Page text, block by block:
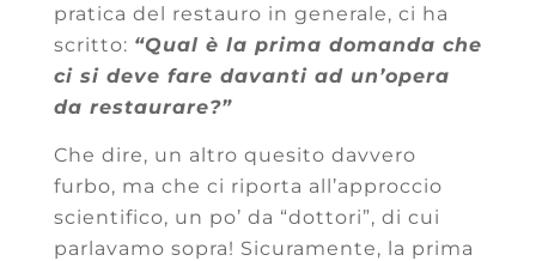
pratica del restauro in generale, ci ha
scritto: “Qual è la prima domanda che
ci si deve fare davanti ad un’opera
da restaurare?”
Che dire, un altro quesito davvero
furbo, ma che ci riporta all’approccio
scientifico, un po’ da “dottori”, di cui
parlavamo sopra! Sicuramente, la prima